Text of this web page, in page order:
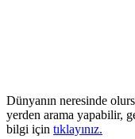
Dünyanın neresinde
yerden arama yapabilir,
bilgi için tıklayınız.